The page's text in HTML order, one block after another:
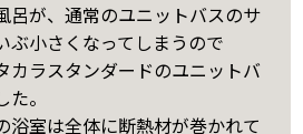
呂が、通常のユニットバスのサ
ぶ小さくなってしまうので
カラスタンダードのユニットバ
。
浴室は全体に断熱材が巻かれて